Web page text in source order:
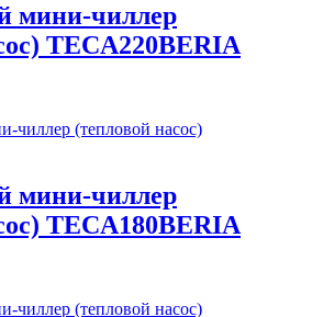
мини-чиллер
TECA220BERIA
мини-чиллер
TECA180BERIA